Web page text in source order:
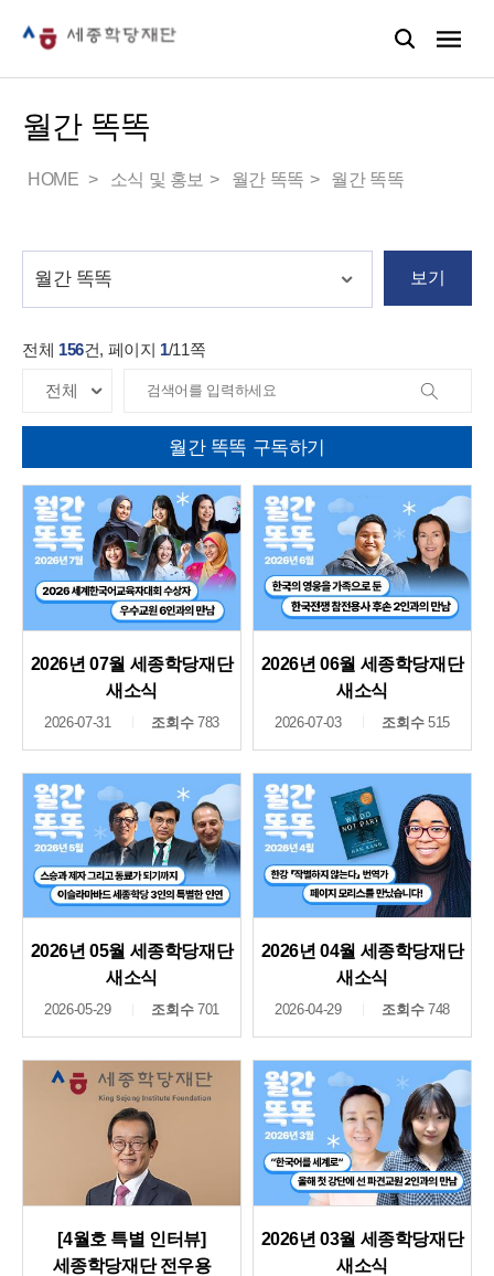
월간 똑똑
HOME 소식 및 홍보 월간 똑똑 월간 똑똑
보기
전체 156건, 페이지 1/11쪽
월간 똑똑 구독하기
2026년 07월 세종학당재단
새소식
2026-07-31 조회수783
2026년 06월 세종학당재단
새소식
2026-07-03 조회수515
2026년 05월 세종학당재단
새소식
2026-05-29 조회수701
2026년 04월 세종학당재단
새소식
2026-04-29 조회수748
[4월호 특별 인터뷰]
세종학당재단 전우용
2026년 03월 세종학당재단
새소식